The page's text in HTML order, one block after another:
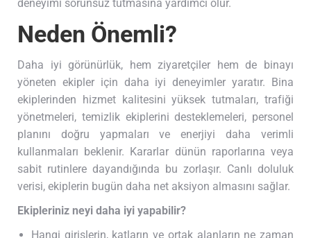
deneyimi sorunsuz tutmasına yardımcı olur.
Neden Önemli?
Daha iyi görünürlük, hem ziyaretçiler hem de binayı
yöneten ekipler için daha iyi deneyimler yaratır. Bina
ekiplerinden hizmet kalitesini yüksek tutmaları, trafiği
yönetmeleri, temizlik ekiplerini desteklemeleri, personel
planını doğru yapmaları ve enerjiyi daha verimli
kullanmaları beklenir. Kararlar dünün raporlarına veya
sabit rutinlere dayandığında bu zorlaşır. Canlı doluluk
verisi, ekiplerin bugün daha net aksiyon almasını sağlar.
Ekipleriniz neyi daha iyi yapabilir?
Hangi girişlerin, katların ve ortak alanların ne zaman